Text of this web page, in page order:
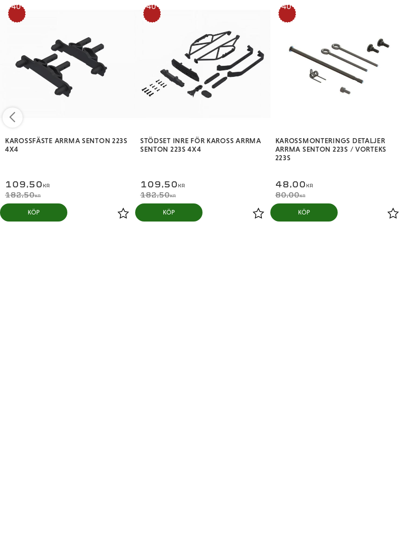
KAROSSFÄSTE ARRMA SENTON 223S
4X4
109,50 KR
182,50KR
40
%
KÖP
STÖDSET INRE FÖR KAROSS ARRMA
SENTON 223S 4X4
109,50 KR
182,50KR
40
%
KÖP
KAROSSMONTERINGS DETALJER
ARRMA SENTON 223S / VORTEKS
223S
48,00 KR
80,00KR
40
%
KÖP